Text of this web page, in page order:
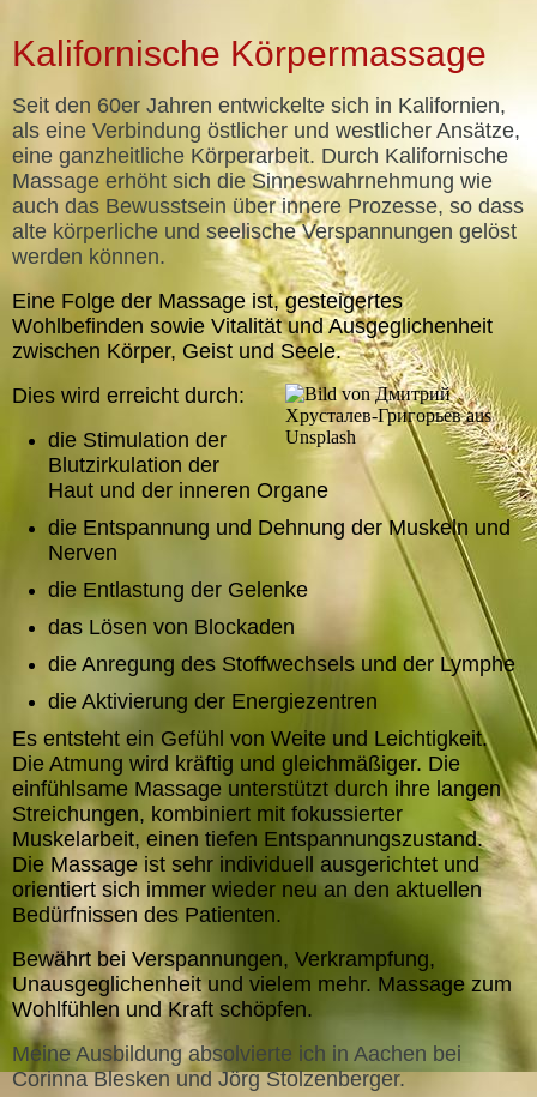
Kalifornische Körpermassage
Seit den 60er Jahren entwickelte sich in Kalifornien,
als eine Verbindung östlicher und westlicher Ansätze,
eine ganzheitliche Körperarbeit. Durch Kalifornische
Massage erhöht sich die Sinneswahrnehmung wie
auch das Bewusstsein über innere Prozesse, so dass
alte körperliche und seelische Verspannungen gelöst
werden können.
Eine Folge der Massage ist, gesteigertes
Wohlbefinden sowie Vitalität und Ausgeglichenheit
zwischen Körper, Geist und Seele.
Dies wird erreicht durch:
die Stimulation der
Blutzirkulation der
Haut und der inneren Organe
die Entspannung und Dehnung der Muskeln und
Nerven
die Entlastung der Gelenke
das Lösen von Blockaden
die Anregung des Stoffwechsels und der Lymphe
die Aktivierung der Energiezentren
Es entsteht ein Gefühl von Weite und Leichtigkeit.
Die Atmung wird kräftig und gleichmäßiger. Die
einfühlsame Massage unterstützt durch ihre langen
Streichungen, kombiniert mit fokussierter
Muskelarbeit, einen tiefen Entspannungszustand.
Die Massage ist sehr individuell ausgerichtet und
orientiert sich immer wieder neu an den aktuellen
Bedürfnissen des Patienten.
Bewährt bei Verspannungen, Verkrampfung,
Unausgeglichenheit und vielem mehr. Massage zum
Wohlfühlen und Kraft schöpfen.
Meine Ausbildung absolvierte ich in Aachen bei
Corinna Blesken und Jörg Stolzenberger.